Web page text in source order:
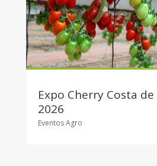
Expo Cherry Costa
2026
Eventos Agro